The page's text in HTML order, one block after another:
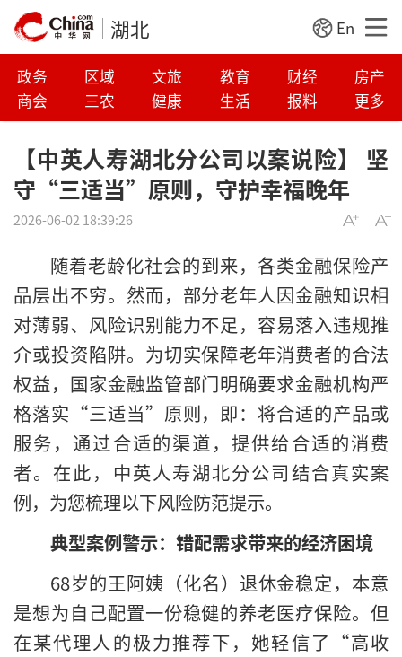
湖北 En
政务 区域 文旅 教育 财经
房产
商会
三农 健康 生活 报料 更多
【中英人寿湖北分公司以案说险】 坚
守“三适当”原则，守护幸福晚年
2026-06-02 18:39:26
随着老龄化社会的到来，各类金融保险产
品层出不穷。然而，部分老年人因金融知识相
对薄弱、风险识别能力不足，容易落入违规推
介或投资陷阱。为切实保障老年消费者的合法
权益，国家金融监管部门明确要求金融机构严
格落实“三适当”原则，即：将合适的产品或
服务，通过合适的渠道，提供给合适的消费
者。在此，中英人寿湖北分公司结合真实案
例，为您梳理以下风险防范提示。
典型案例警示：错配需求带来的经济困境
68岁的王阿姨（化名）退休金稳定，本意
是想为自己配置一份稳健的养老医疗保险。但
在某代理人的极力推荐下，她轻信了“高收